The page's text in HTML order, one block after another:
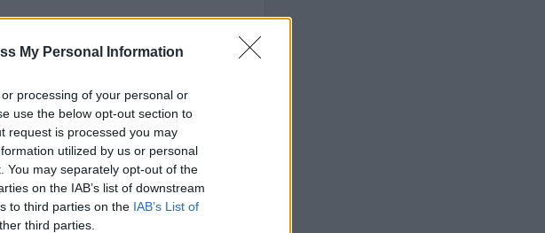
My Personal Information
processing of your personal or
use the below opt-out section to
request is processed you may
utilized by us or personal
You may separately opt-out of the
on the IAB’s list of downstream
to third parties on the IAB’s List of
third parties.
Stöd Kriminalvårdsmagasinets bevakning av
Kriminalvården
PÅ